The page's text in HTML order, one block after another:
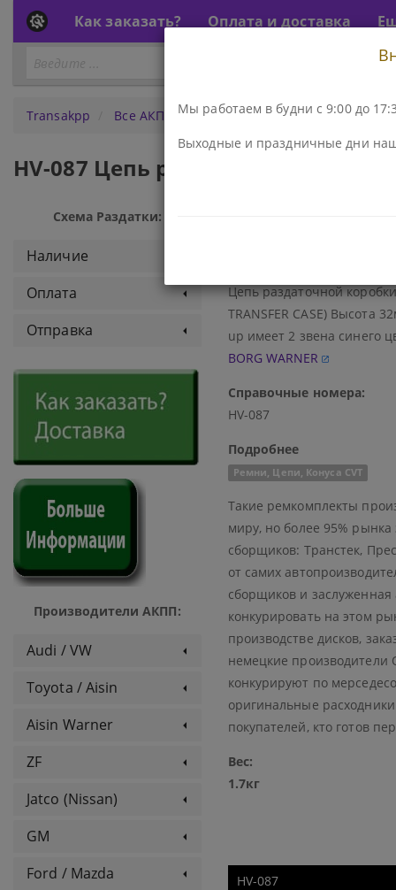
Как заказать? Оплата и доставка
Transakpp Все АКПП Раздатки Ремни, Цепи,
HV-087 Цепь раздаточной
Схема Раздатки:
Наличие
Оплата
Отправка
Производители АКПП:
Audi / VW
Toyota / Aisin
Aisin Warner
ZF
Jatco (Nissan)
GM
Ford / Mazda
Цепь раздаточной
TRANSFER CASE) Высота
up имеет 2 звена синего
BORG WARNER
Справочные номера:
HV-087
Подробнее
Ремни, Цепи, Конуса CVT
Такие ремкомплекты
миру, но более 95%
сборщиков: Транстек,
от самих
сборщиков и заслуженная
конкурировать на этом
производстве дисков,
немецкие
конкурируют по
оригинальные
покупателей, кто готов
Вес:
1.7кг
HV-087
Мы работаем в будни с 9:00 до
Выходные и праздничные дни